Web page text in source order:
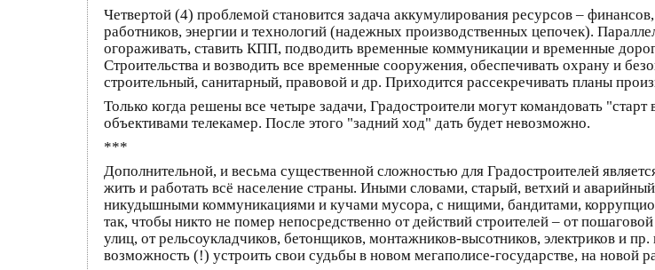
Четвертой (4) проблемой становится задача аккумулирования ресурсов –
работников, энергии и технологий (надежных производственных цепочек).
огораживать, ставить КПП, подводить временные коммуникации и временные
Строительства и возводить все временные сооружения, обеспечивать охрану и
строительный, санитарный, правовой и др. Приходится рассекречивать планы
Только когда решены все четыре задачи, Градостроители могут командовать
объективами телекамер. После этого "задний ход" дать будет невозможно.
***
Дополнительной, и весьма существенной сложностью для Градостроителей
жить и работать всё население страны. Иными словами, старый, ветхий и
никудышными коммуникациями и кучами мусора, с нищими, бандитами,
так, чтобы никто не помер непосредственно от действий строителей – от
улиц, от рельсоукладчиков, бетонщиков, монтажников-высотников, электриков и
возможность (!) устроить свои судьбы в новом мегаполисе-государстве, на новой